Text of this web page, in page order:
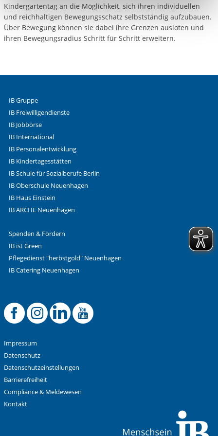
Funktionen sind. Diese Cookies setzen wir aufgrund
berechtigter Interessen und daher unabhängig von einer
Einwilligung.
Kindergartentag an die Möglichkeit, sich ihren individuellen
und reichhaltigen Bewegungsschatz selbstständig aufzubauen.
Über Bewegung können sie dabei ihre Grenzen ausloten und
ihren Bewegungsradius Schritt für Schritt erweitern.
IB Gruppe
IB Freiwilligendienste
IB Jobbörse
IB International
IB Personalentwicklung
IB Kindertagesstätten
IB Schule für Sozialberufe Berlin
IB Oberschule Neuenhagen
IB Haus Einstein
IB ARCHE Neuenhagen
Spenden & Fördern
IB ist Green
Pflegedienst "herbstgold" Neuenhagen
IB Catering Neuenhagen
Offizielle
Offizielle
Offizielle
Impressum
Datenschutz
Datenschutzeinstellungen
Barrierefreiheit
Compliance & Meldewesen
Kontakt